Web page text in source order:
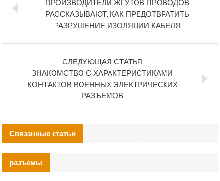
ПРОИЗВОДИТЕЛИ ЖГУТОВ ПРОВОДОВ
РАССКАЗЫВАЮТ, КАК ПРЕДОТВРАТИТЬ
РАЗРУШЕНИЕ ИЗОЛЯЦИИ КАБЕЛЯ
СЛЕДУЮЩАЯ СТАТЬЯ
ЗНАКОМСТВО С ХАРАКТЕРИСТИКАМИ
КОНТАКТОВ ВОЕННЫХ ЭЛЕКТРИЧЕСКИХ
РАЗЪЕМОВ
Связанные статьи
разъемы